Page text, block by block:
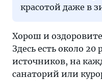
красотой даже в
Хорош и
Здесь есть около
источников, на
санаторий или